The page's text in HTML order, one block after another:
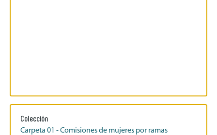
Colección
Carpeta 01 - Comisiones de mujeres por ramas